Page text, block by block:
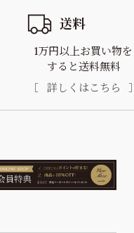
送料
1万円以上お買い物を
すると送料無料
詳しくはこちら